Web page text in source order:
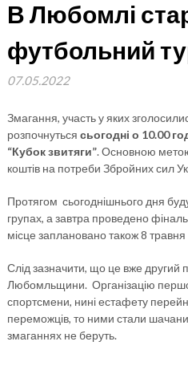
В Любомлі
футбольний
07.05.2022
Змагання, участь у яких
розпочнуться сьогодні о 10.00
“Кубок звитяги”. Основною
коштів на потреби Збройних сил
Протягом сьогоднішнього дня
групах, а завтра проведено
місце заплановано також 8
Слід зазначити, що це вже другий
Любомльщини. Організацію
спортсмени, нині естафету
переможців, то ними стали шачани,
змаганнях не беруть.